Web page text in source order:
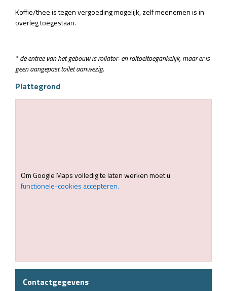
Koffie/thee is tegen vergoeding mogelijk, zelf meenemen is in
overleg toegestaan.
* de entree van het gebouw is rollator- en roltoeltoegankelijk, maar er is
geen aangepast toilet aanwezig.
Plattegrond
Om Google Maps volledig te laten werken moet u
functionele-cookies accepteren.
Contactgegevens